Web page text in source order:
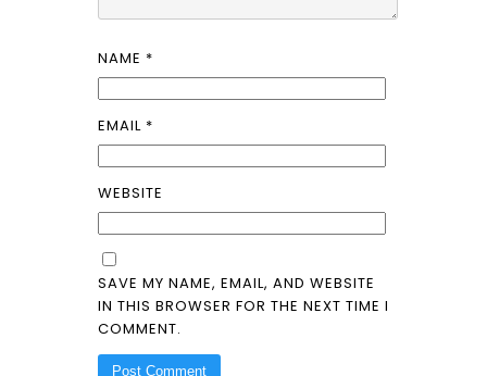
NAME *
EMAIL *
WEBSITE
SAVE MY NAME, EMAIL, AND WEBSITE
IN THIS BROWSER FOR THE NEXT TIME I
COMMENT.